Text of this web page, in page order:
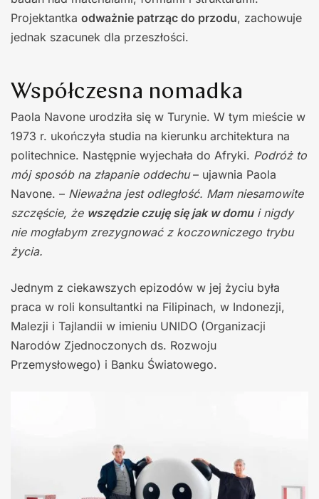
Projektantka odważnie patrząc do przodu, zachowuje
jednak szacunek dla przeszłości.
Współczesna nomadka
Paola Navone urodziła się w Turynie. W tym mieście w
1973 r. ukończyła studia na kierunku architektura na
politechnice. Następnie wyjechała do Afryki. Podróż to
mój sposób na złapanie oddechu– ujawnia Paola
Navone. – Nieważna jest odległość. Mam niesamowite
szczęście, że wszędzie czuję się jak w domui nigdy
nie mogłabym zrezygnować z koczowniczego trybu
życia.
Jednym z ciekawszych epizodów w jej życiu była
praca w roli konsultantki na Filipinach, w Indonezji,
Malezji i Tajlandii w imieniu UNIDO (Organizacji
Narodów Zjednoczonych ds. Rozwoju
Przemysłowego) i Banku Światowego.